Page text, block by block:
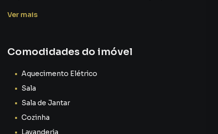
momentos de puro bem-estar e tranquilidade. Essa
A suíte master é um convite ao relaxamento e ao deleite.
hidromassagem, enquanto aprecia a vista da serra. O
closet espaçoso oferece todo o espaço que você precisa
para organizar suas roupas e acessórios com praticidade e
Ver mais
Comodidades do imóvel
Aquecimento Elétrico
Sala
Sala de Jantar
Cozinha
Lavanderia